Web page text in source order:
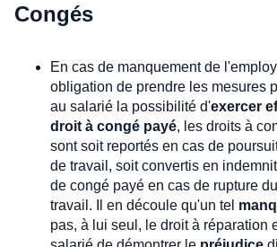
Congés
En cas de manquement de
obligation de prendre les mesures
au salarié la possibilité d'exercer
droit à congé payé, les droits à
sont soit reportés en cas de
de travail, soit convertis en
de congé payé en cas de rupture
travail. Il en découle qu'un tel
pas, à lui seul, le droit à réparation